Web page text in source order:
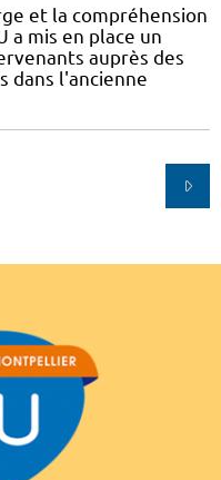
et la compréhension
a mis en place un
auprès des
dans l'ancienne